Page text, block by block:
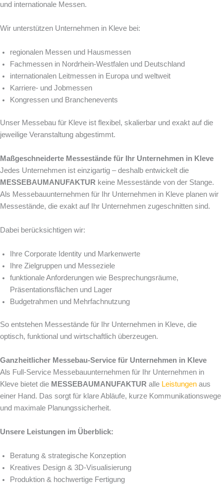
und internationale Messen.
Wir unterstützen Unternehmen in Kleve bei:
regionalen Messen und Hausmessen
Fachmessen in Nordrhein-Westfalen und Deutschland
internationalen Leitmessen in Europa und weltweit
Karriere- und Jobmessen
Kongressen und Branchenevents
Unser Messebau für Kleve ist flexibel, skalierbar und exakt auf die
jeweilige Veranstaltung abgestimmt.
Maßgeschneiderte Messestände für Ihr Unternehmen in Kleve
Jedes Unternehmen ist einzigartig – deshalb entwickelt die
MESSEBAUMANUFAKTUR keine Messestände von der Stange.
Als Messebauunternehmen für Ihr Unternehmen in Kleve planen wir
Messestände, die exakt auf Ihr Unternehmen zugeschnitten sind.
Dabei berücksichtigen wir:
Ihre Corporate Identity und Markenwerte
Ihre Zielgruppen und Messeziele
funktionale Anforderungen wie Besprechungsräume,
Präsentationsflächen und Lager
Budgetrahmen und Mehrfachnutzung
So entstehen Messestände für Ihr Unternehmen in Kleve, die
optisch, funktional und wirtschaftlich überzeugen.
Ganzheitlicher Messebau-Service für Unternehmen in Kleve
Als Full-Service Messebauunternehmen für Ihr Unternehmen in
Kleve bietet die MESSEBAUMANUFAKTUR alle Leistungen aus
einer Hand. Das sorgt für klare Abläufe, kurze Kommunikationswege
und maximale Planungssicherheit.
Unsere Leistungen im Überblick:
Beratung & strategische Konzeption
Kreatives Design & 3D-Visualisierung
Produktion & hochwertige Fertigung